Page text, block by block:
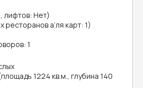
лифтов: Нет)
ресторанов а’ля карт: 1)
1
1224 кв.м., глубина 140